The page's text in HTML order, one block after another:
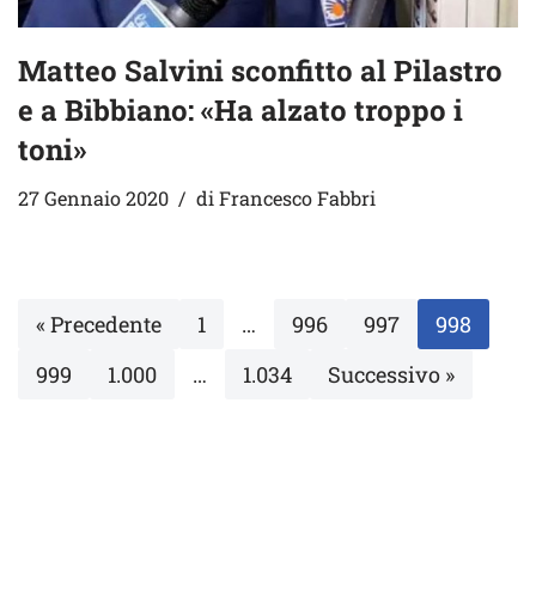
Matteo Salvini sconfitto al Pilastro
e a Bibbiano: «Ha alzato troppo i
toni»
27 Gennaio 2020 diFrancesco Fabbri
« Precedente 1 … 996 997
998
999
1.000 … 1.034 Successivo »